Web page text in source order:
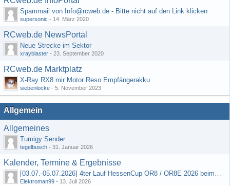
Spammail von Info@rcweb.de - Bitte nicht auf den Link klicken
supersonic - 14. März 2020
RCweb.de NewsPortal
Neue Strecke im Sektor
xrayblaster - 23. September 2020
RCweb.de Marktplatz
X-Ray RX8 mir Motor Reso Empfängerakku
siebenlocke - 5. November 2023
Allgemein
Allgemeines
Turnigy Sender
tegelbusch - 31. Januar 2026
Kalender, Termine & Ergebnisse
[03.07.-05.07.2026] 4ter Lauf HessenCup OR8 / OR8E 2026 beim MSV Linsengericht e.V.
Elektroman99 - 13. Juli 2026